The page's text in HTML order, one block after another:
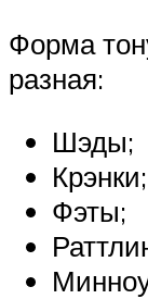
Форма
разная:
Шэды;
Крэнки;
Фэты;